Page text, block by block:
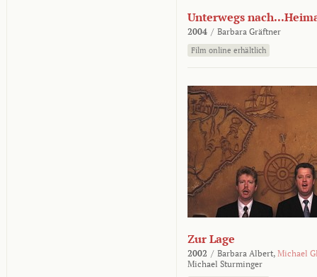
Unterwegs
2004 / Barbara Gräftner
Film online erhältlich
Zur Lage
2002 / Barbara Albert, Michael
Michael Sturminger